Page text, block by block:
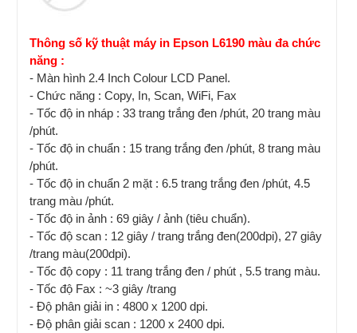
Thông số kỹ thuật máy in Epson L6190 màu đa chức
năng :
- Màn hình 2.4 Inch Colour LCD Panel.
- Chức năng : Copy, In, Scan, WiFi, Fax
- Tốc độ in nháp : 33 trang trắng đen /phút, 20 trang màu
/phút.
- Tốc độ in chuẩn : 15 trang trắng đen /phút, 8 trang màu
/phút.
- Tốc độ in chuẩn 2 mặt : 6.5 trang trắng đen /phút, 4.5
trang màu /phút.
- Tốc độ in ảnh : 69 giây / ảnh (tiêu chuẩn).
- Tốc độ scan : 12 giây / trang trắng đen(200dpi), 27 giây
/trang màu(200dpi).
- Tốc độ copy : 11 trang trắng đen / phút , 5.5 trang màu.
- Tốc độ Fax : ~3 giây /trang
- Độ phân giải in : 4800 x 1200 dpi.
- Độ phân giải scan : 1200 x 2400 dpi.